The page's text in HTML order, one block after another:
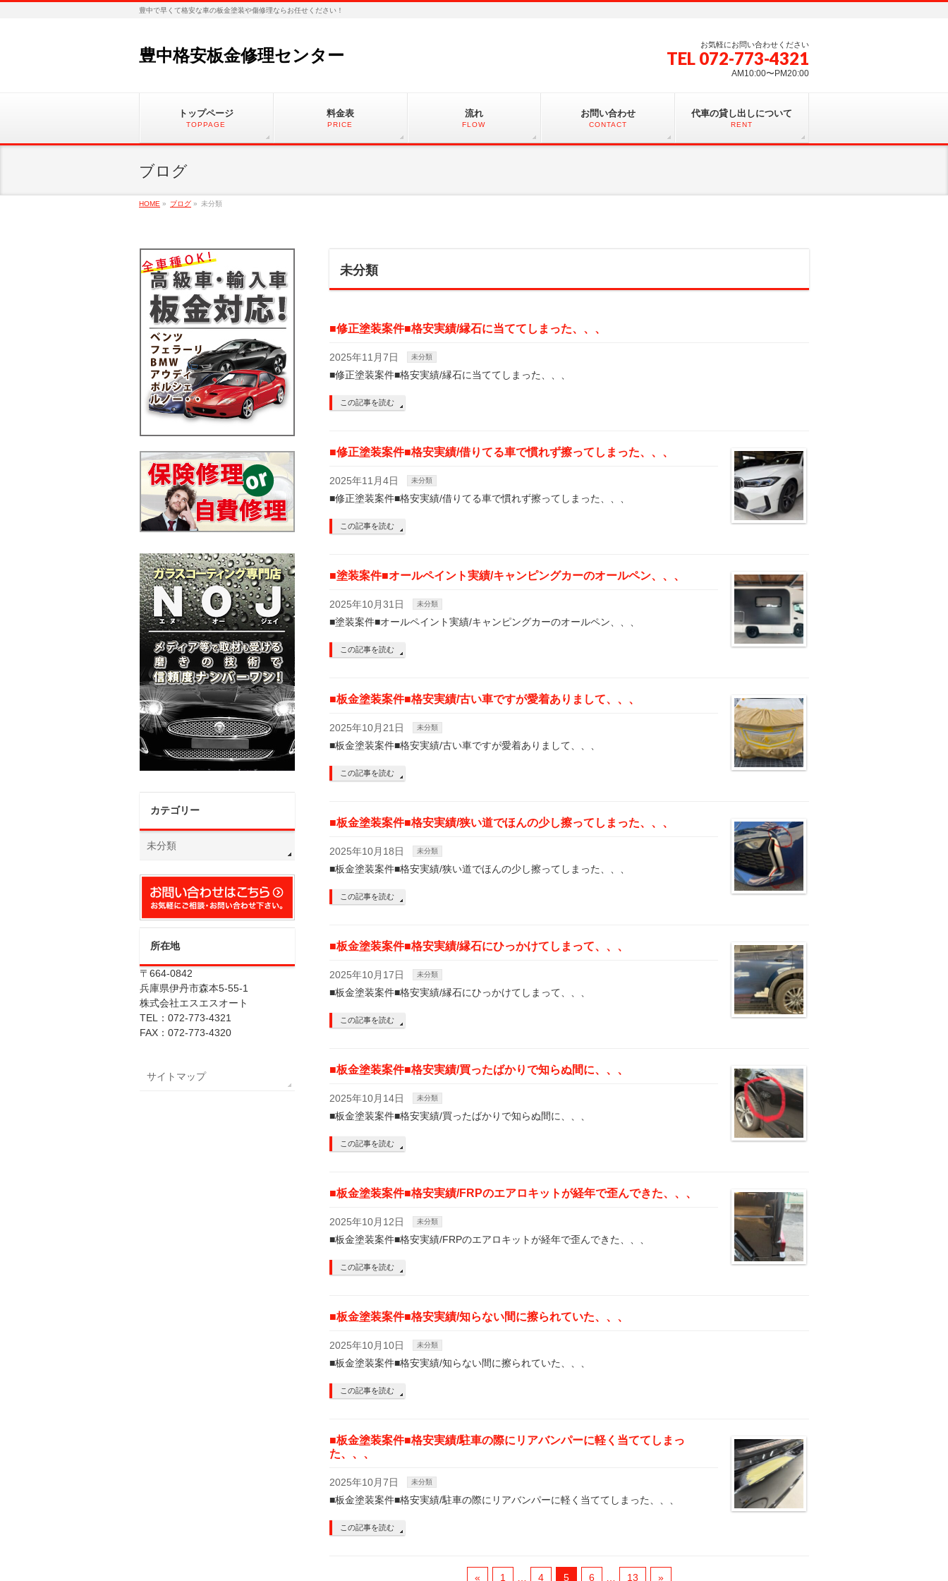
豊中で早くて格安な車の板金塗装や傷修理ならお任せください！
豊中格安板金修理センター
お気軽にお問い合わせください
TEL 072-773-4321
AM10:00〜PM20:00
トップページ
TOPPAGE
料金表
PRICE
流れ
FLOW
お問い合わせ
CONTACT
代車の貸し出しについて
RENT
ブログ
HOME » ブログ » 未分類
未分類
■修正塗装案件■格安実績/縁石に当ててしまった、、、
2025年11月7日 未分類
■修正塗装案件■格安実績/縁石に当ててしまった、、、
この記事を読む
■修正塗装案件■格安実績/借りてる車で慣れず擦ってしまった、、、
2025年11月4日 未分類
■修正塗装案件■格安実績/借りてる車で慣れず擦ってしまった、、、
この記事を読む
■塗装案件■オールペイント実績/キャンピングカーのオールペン、、、
2025年10月31日 未分類
■塗装案件■オールペイント実績/キャンピングカーのオールペン、、、
この記事を読む
■板金塗装案件■格安実績/古い車ですが愛着ありまして、、、
2025年10月21日 未分類
■板金塗装案件■格安実績/古い車ですが愛着ありまして、、、
この記事を読む
■板金塗装案件■格安実績/狭い道でほんの少し擦ってしまった、、、
2025年10月18日 未分類
■板金塗装案件■格安実績/狭い道でほんの少し擦ってしまった、、、
この記事を読む
■板金塗装案件■格安実績/縁石にひっかけてしまって、、、
2025年10月17日 未分類
■板金塗装案件■格安実績/縁石にひっかけてしまって、、、
この記事を読む
■板金塗装案件■格安実績/買ったばかりで知らぬ間に、、、
2025年10月14日 未分類
■板金塗装案件■格安実績/買ったばかりで知らぬ間に、、、
この記事を読む
■板金塗装案件■格安実績/FRPのエアロキットが経年で歪んできた、、、
2025年10月12日 未分類
■板金塗装案件■格安実績/FRPのエアロキットが経年で歪んできた、、、
この記事を読む
■板金塗装案件■格安実績/知らない間に擦られていた、、、
2025年10月10日 未分類
■板金塗装案件■格安実績/知らない間に擦られていた、、、
この記事を読む
■板金塗装案件■格安実績/駐車の際にリアバンパーに軽く当ててしまっ
た、、、
2025年10月7日 未分類
■板金塗装案件■格安実績/駐車の際にリアバンパーに軽く当ててしまった、、、
この記事を読む
« 1 4 5 6 13 »
カテゴリー
未分類
所在地
〒664-0842
兵庫県伊丹市森本5-55-1
株式会社エスエスオート
TEL：072-773-4321
FAX：072-773-4320
サイトマップ